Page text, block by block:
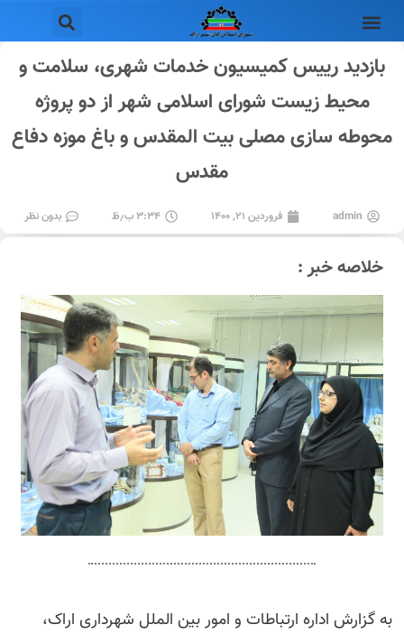
بازدید رییس کمیسیون خدمات شهری، سلامت و
محیط زیست شورای اسلامی شهر از دو پروژه
محوطه سازی مصلی بیت المقدس و باغ موزه دفاع
مقدس
admin فروردین ۲۱, ۱۴۰۰ ۳:۳۴ ب٫ظ بدون نظر
خلاصه خبر :
به گزارش اداره ارتباطات و امور بین الملل شهرداری اراک،